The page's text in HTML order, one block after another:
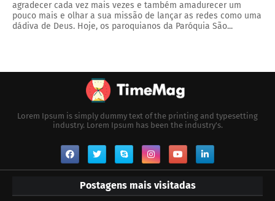
agradecer cada vez mais vezes e também amadurecer um
pouco mais e olhar a sua missão de lançar as redes como uma
dádiva de Deus. Hoje, os paroquianos da Paróquia São...
Lorem Ipsum is simply dummy text of the printing and typesetting
industry. Lorem Ipsum has been the industry's.
Postagens mais visitadas